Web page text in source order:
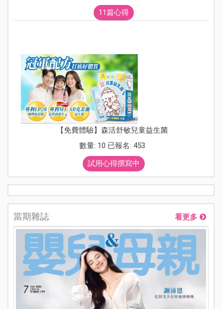
11篇心得
【免費體驗】森活舒敏兒童益生菌
數量: 10 已報名: 453
試用心得撰寫中
當期雜誌 看更多